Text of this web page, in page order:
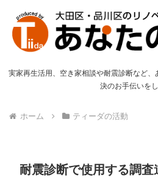
実家再生活用、空き家相談や耐震診断など
決のお手伝いを
ホーム ティーダの活動
耐震診断で使用する調査